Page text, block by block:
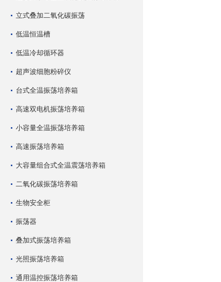
立式叠加二氧化碳振荡
低温恒温槽
低温冷却循环器
超声波细胞粉碎仪
台式全温振荡培养箱
高速双电机振荡培养箱
小容量全温振荡培养箱
高速振荡培养箱
大容量组合式全温震荡培养箱
二氧化碳振荡培养箱
生物安全柜
振荡器
叠加式振荡培养箱
光照振荡培养箱
通用温控振荡培养箱